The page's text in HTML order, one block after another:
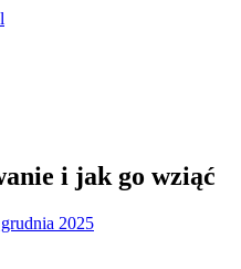
i jak go wziąć
2025